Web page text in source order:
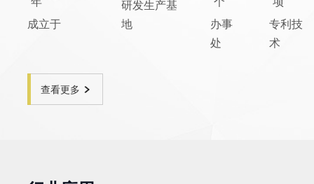
成立于
研发生产基
地
办事
处
专利技
术
查看更多